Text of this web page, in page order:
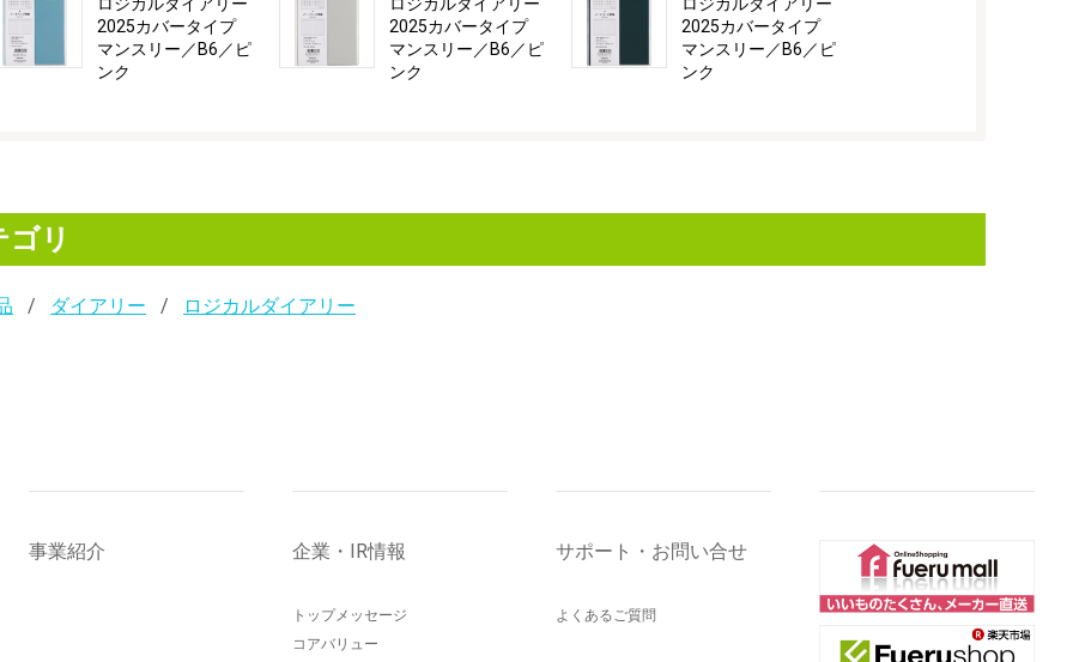
2025カバータイプ
マンスリー／B6／ピ
ンク
2025カバータイプ
マンスリー／B6／ピ
ンク
2025カバータイプ
マンスリー／B6／ピ
ンク
リ
ダイアリー ロジカルダイアリー
事業紹介 企業・IR情報
トップメッセージ
コアバリュー
サポート・お問い合せ
よくあるご質問